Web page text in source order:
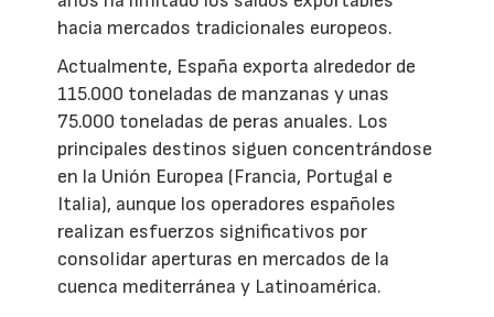
hacia mercados tradicionales europeos.
Actualmente, España exporta alrededor de
115.000 toneladas de manzanas y unas
75.000 toneladas de peras anuales. Los
principales destinos siguen concentrándose
en la Unión Europea (Francia, Portugal e
Italia), aunque los operadores españoles
realizan esfuerzos significativos por
consolidar aperturas en mercados de la
cuenca mediterránea y Latinoamérica.